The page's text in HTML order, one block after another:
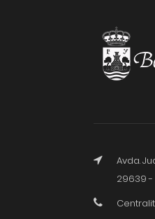
Avda.
29639